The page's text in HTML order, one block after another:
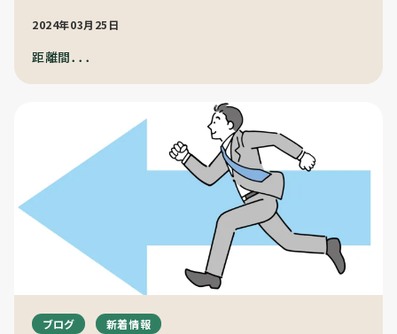
2024年03月25日
距離間．．．
ブログ 新着情報